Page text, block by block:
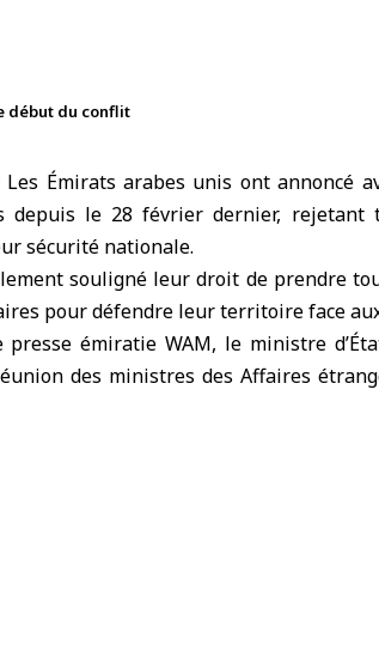
début du conflit
Les Émirats arabes unis ont annoncé
depuis le 28 février dernier,
sécurité nationale.
souligné leur droit de prendre
pour défendre leur territoire face
presse émiratie WAM, le ministre
des ministres des Affaires